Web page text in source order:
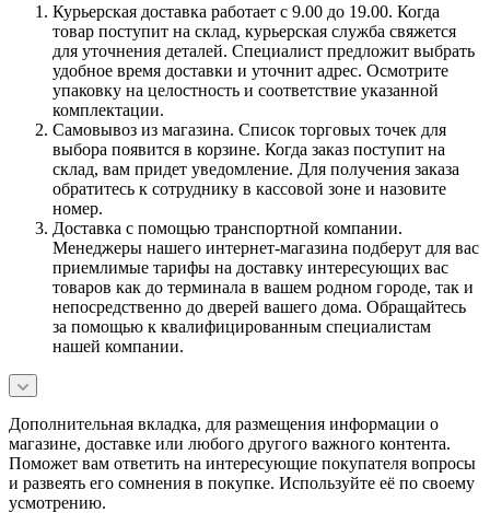
Курьерская доставка работает с 9.00 до 19.00. Когда
товар поступит на склад, курьерская служба свяжется
для уточнения деталей. Специалист предложит выбрать
удобное время доставки и уточнит адрес. Осмотрите
упаковку на целостность и соответствие указанной
комплектации.
Самовывоз из магазина. Список торговых точек для
выбора появится в корзине. Когда заказ поступит на
склад, вам придет уведомление. Для получения заказа
обратитесь к сотруднику в кассовой зоне и назовите
номер.
Доставка с помощью транспортной компании.
Менеджеры нашего интернет-магазина подберут для вас
приемлимые тарифы на доставку интересующих вас
товаров как до терминала в вашем родном городе, так и
непосредственно до дверей вашего дома. Обращайтесь
за помощью к квалифицированным специалистам
нашей компании.
Дополнительная вкладка, для размещения информации о
магазине, доставке или любого другого важного контента.
Поможет вам ответить на интересующие покупателя вопросы
и развеять его сомнения в покупке. Используйте её по своему
усмотрению.